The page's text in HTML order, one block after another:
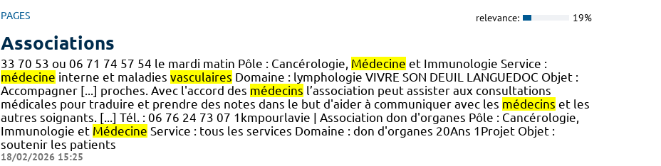
PAGES relevance: 19%
Associations
33 70 53 ou 06 71 74 57 54 le mardi matin Pôle : Cancérologie, Médecine et Immunologie Service :
médecine interne et maladies vasculaires Domaine : lymphologie VIVRE SON DEUIL LANGUEDOC Objet :
Accompagner [...] proches. Avec l'accord des médecins l’association peut assister aux consultations
médicales pour traduire et prendre des notes dans le but d'aider à communiquer avec les médecins et les
autres soignants. [...] Tél. : 06 76 24 73 07 1kmpourlavie | Association don d'organes Pôle : Cancérologie,
Immunologie et Médecine Service : tous les services Domaine : don d'organes 20Ans 1Projet Objet :
soutenir les patients
18/02/2026 15:25